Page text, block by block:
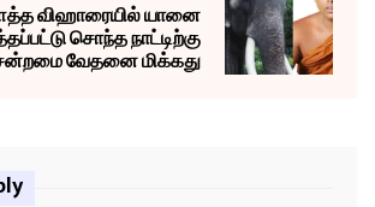
விஹாரையில் யானை
சொந்த நாட்டிற்கு
வேதனை மிக்கது